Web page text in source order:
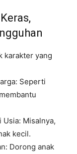
karakter yang
Seperti
Usia: Misalnya,
kecil.
Dorong anak